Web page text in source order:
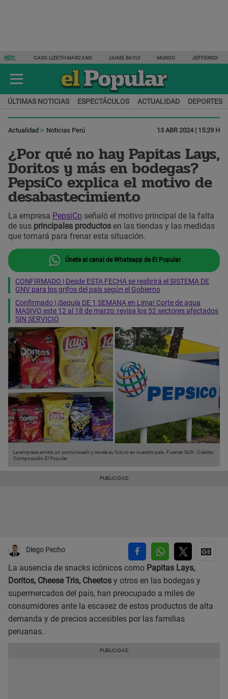
HOY: CASO LIZETH MARZANO JAIME BAYLY MUNDO JEFFERSON
ÚLTIMAS NOTICIAS ESPECTÁCULOS ACTUALIDAD DEPORTES
Actualidad Noticias Perú 13 ABR 2024 | 15:29 H
¿Por qué no hay Papitas Lays,
Doritos y más en bodegas?
PepsiCo explica el motivo de
desabastecimiento
La empresa PepsiCo señaló el motivo principal de la falta
de sus principales productos en las tiendas y las medidas
que tomará para frenar esta situación.
Únete al canal de Whatsapp de El Popular
CONFIRMADO | Desde ESTA FECHA se reabrirá el SISTEMA DE
GNV para los grifos del país según el Gobierno
Confirmado | ¡Sequía DE 1 SEMANA en Lima! Corte de agua
MASIVO este 12 al 18 de marzo: revisa los 52 sectores afectados
SIN SERVICIO
La empresa emitió un comunicado y revela su futuro en nuestro país. Fuente: GLR-Crédito:
Composición El Popular
Diego Pecho
La ausencia de snacks icónicos como Papitas Lays,
Doritos, Cheese Tris, Cheetos y otros en las bodegas y
supermercados del país, han preocupado a miles de
consumidores ante la escasez de estos productos de alta
demanda y de precios accesibles por las familias
peruanas.